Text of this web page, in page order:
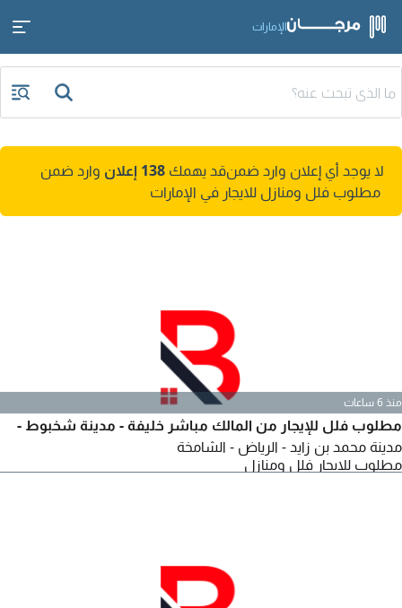
الإمارات
لا يوجد أي إعلان وارد ضمنقد يهمك 138 إعلان
وارد ضمن
مطلوب فلل ومنازل للايجار في الإمارات
منذ 6 ساعات
مطلوب فلل للإيجار من المالك مباشر خليفة - مدينة شخبوط -
مدينة محمد بن زايد - الرياض - الشامخة
مطلوب للايجار فلل ومنازل